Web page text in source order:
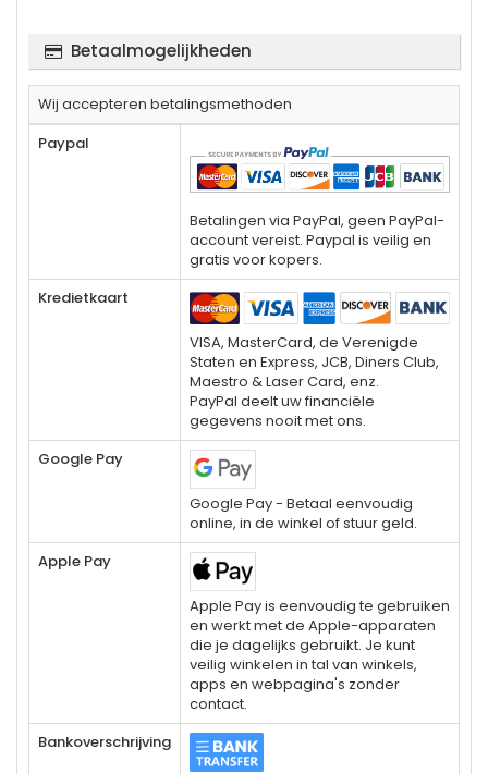
Betaalmogelijkheden
Wij accepteren betalingsmethoden
Paypal
Betalingen via PayPal, geen PayPal-
account vereist. Paypal is veilig en
gratis voor kopers.
Kredietkaart
VISA, MasterCard, de Verenigde
Staten en Express, JCB, Diners Club,
Maestro & Laser Card, enz.
PayPal deelt uw financiële
gegevens nooit met ons.
Google Pay
Google Pay - Betaal eenvoudig
online, in de winkel of stuur geld.
Apple Pay
Apple Pay is eenvoudig te gebruiken
en werkt met de Apple-apparaten
die je dagelijks gebruikt. Je kunt
veilig winkelen in tal van winkels,
apps en webpagina's zonder
contact.
Bankoverschrijving